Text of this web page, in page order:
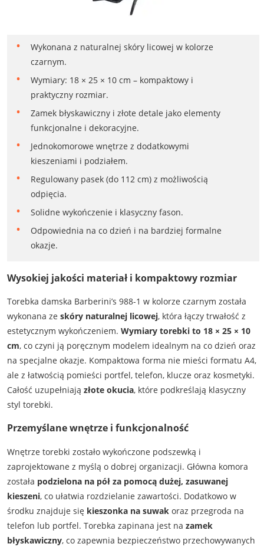
Wykonana z naturalnej skóry licowej w kolorze
czarnym.
Wymiary: 18 × 25 × 10 cm – kompaktowy i
praktyczny rozmiar.
Zamek błyskawiczny i złote detale jako elementy
funkcjonalne i dekoracyjne.
Jednokomorowe wnętrze z dodatkowymi
kieszeniami i podziałem.
Regulowany pasek (do 112 cm) z możliwością
odpięcia.
Solidne wykończenie i klasyczny fason.
Odpowiednia na co dzień i na bardziej formalne
okazje.
Wysokiej jakości materiał i kompaktowy rozmiar
Torebka damska Barberini’s 988-1 w kolorze czarnym została
wykonana ze skóry naturalnej licowej, która łączy trwałość z
estetycznym wykończeniem. Wymiary torebki to 18 × 25 × 10
cm, co czyni ją poręcznym modelem idealnym na co dzień oraz
na specjalne okazje. Kompaktowa forma nie mieści formatu A4,
ale z łatwością pomieści portfel, telefon, klucze oraz kosmetyki.
Całość uzupełniają złote okucia, które podkreślają klasyczny
styl torebki.
Przemyślane wnętrze i funkcjonalność
Wnętrze torebki zostało wykończone podszewką i
zaprojektowane z myślą o dobrej organizacji. Główna komora
została podzielona na pół za pomocą dużej, zasuwanej
kieszeni, co ułatwia rozdzielanie zawartości. Dodatkowo w
środku znajduje się kieszonka na suwakoraz przegroda na
telefon lub portfel. Torebka zapinana jest na zamek
błyskawiczny, co zapewnia bezpieczeństwo przechowywanych